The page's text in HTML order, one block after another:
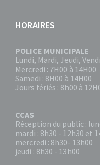
HORAIRES
POLICE MUNICIPALE
Lundi, Mardi, Jeudi,
Mercredi : 7H00 à 14H00
Samedi : 8H00 à 14H00
Jours fériés : 8h00 à
CCAS
Réception du public :
mardi : 8h30 - 12h30 et
mercredi : 8h30- 13h00
jeudi : 8h30 - 13h00